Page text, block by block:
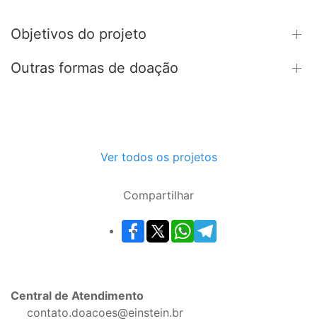
Objetivos do projeto
Outras formas de doação
Compartilhar
Ver todos os projetos
Central de Atendimento
contato.doacoes@einstein.br